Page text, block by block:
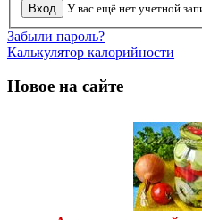
У вас ещё нет учетной
Забыли пароль?
Калькулятор калорийности
Новое на сайте